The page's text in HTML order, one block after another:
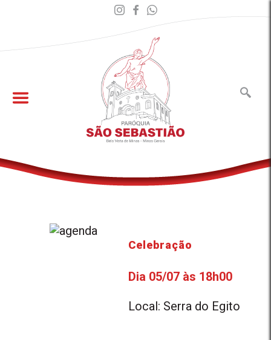
Celebração
Dia 05/07 às 18h00
Local: Serra do Egito